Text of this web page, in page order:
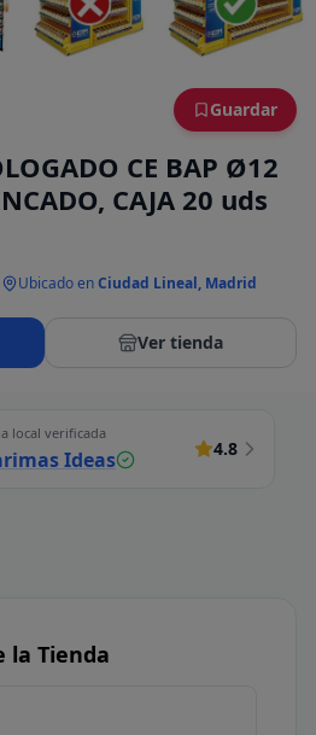
Guardar
CE BAP Ø12
CAJA 20 uds
Ubicado enCiudad Lineal, Madrid
Ver tienda
local verificada
Ideas 4.8
la Tienda